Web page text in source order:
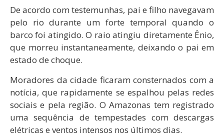
De acordo com testemunhas, pai e filho navegavam
pelo rio durante um forte temporal quando o
barco foi atingido. O raio atingiu diretamente Ênio,
que morreu instantaneamente, deixando o pai em
estado de choque.
Moradores da cidade ficaram consternados com a
notícia, que rapidamente se espalhou pelas redes
sociais e pela região. O Amazonas tem registrado
uma sequência de tempestades com descargas
elétricas e ventos intensos nos últimos dias.